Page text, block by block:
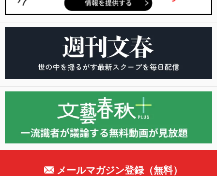
メールマガジン登録（無料）